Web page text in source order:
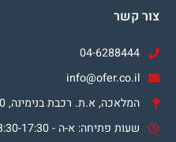
צור קשר
04-6288444
info@ofer.co.il
המלאכה, א.ת. רכבת בנימינה, 30500
שעות פתיחה: א-ה - 08:30-17:30